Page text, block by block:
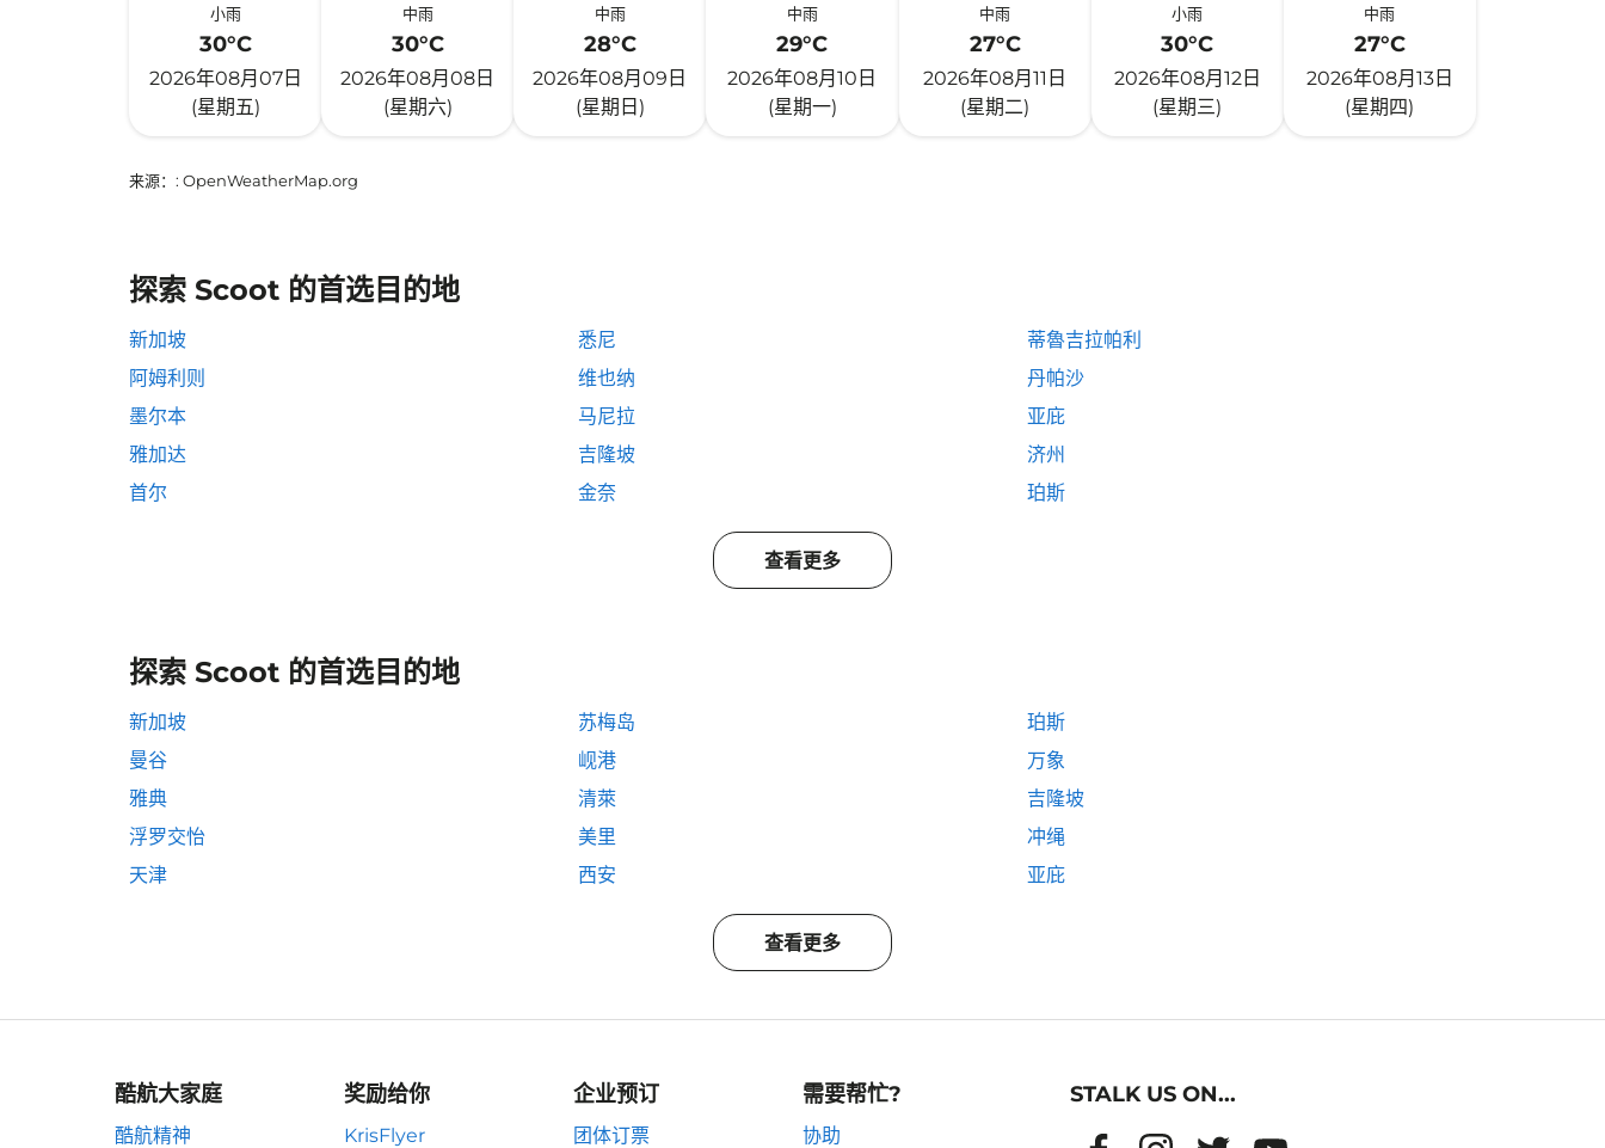
小雨
30°C
2026年08月07日
(星期五)
中雨
30°C
2026年08月08日
(星期六)
中雨
28°C
2026年08月09日
(星期日)
中雨
29°C
2026年08月10日
(星期一)
中雨
27°C
2026年08月11日
(星期二)
小雨
30°C
2026年08月12日
(星期三)
中雨
27°C
2026年08月13日
(星期四)
来源： : OpenWeatherMap.org
探索 Scoot 的首选目的地
新加坡 悉尼
蒂魯吉拉帕利
阿姆利则
维也纳
丹帕沙
墨尔本
马尼拉
亚庇
雅加达
吉隆坡
济州
首尔
金奈 珀斯
查看更多
探索 Scoot 的首选目的地
新加坡 苏梅岛
珀斯
曼谷
岘港
万象
雅典
清萊
吉隆坡
浮罗交怡
美里
冲绳
天津
西安 亚庇
查看更多
酷航大家庭
酷航精神
奖励给你
KrisFlyer
企业预订
团体订票
需要帮忙?
协助
STALK US ON...